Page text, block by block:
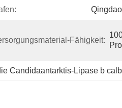
Fähigkeit:
Candidaantarktis-Lipase b calb